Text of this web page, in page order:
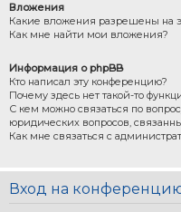
Вложения
Какие вложения разрешены на
Как мне найти мои вложения?
Информация о phpBB
Кто написал эту конференцию?
Почему здесь нет такой-то
С кем можно связаться по
юридических вопросов,
Как мне связаться с
Вход на